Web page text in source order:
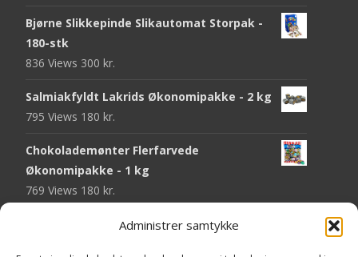
Administrer samtykke
Bjørne Slikkepinde Slikautomat Storpak -
180-stk
836 Views 300 kr.
Salmiakfyldt Lakrids Økonomipakke - 2 kg
795 Views 180 kr.
Chokolademønter Flerfarvede
Økonomipakke - 1 kg
769 Views 180 kr.
Malaco Stjerner Lakrids - 92 gram